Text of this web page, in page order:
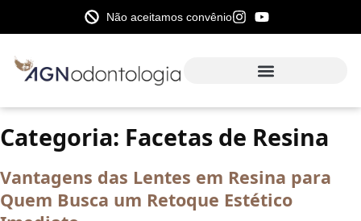
Não aceitamos convênio
Categoria: Facetas de Resina
Vantagens das Lentes em Resina para
Quem Busca um Retoque Estético